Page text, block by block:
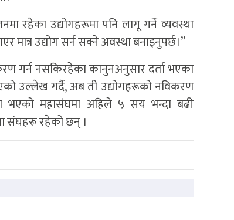
रहेका उद्योगहरूमा पनि लागू गर्ने व्यवस्था
मात्र उद्योग सर्न सक्ने अवस्था बनाइनुपर्छ।”
गर्न नसकिरहेका कानुनअनुसार दर्ता भएका
उल्लेख गर्दै, अब ती उद्योगहरूको नविकरण
भएको महासंघमा अहिले ५ सय भन्दा बढी
संघहरू रहेको छन् ।